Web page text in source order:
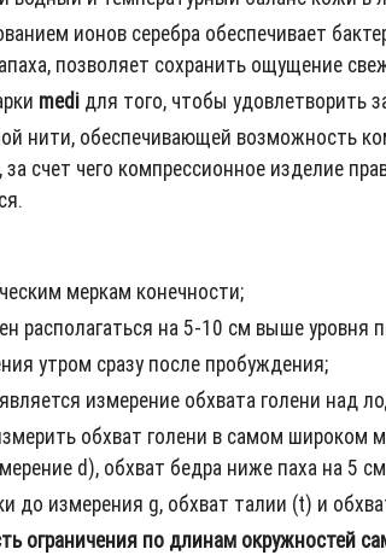
ионов серебра обеспечивает
позволяет сохранить ощущение
medi для того, чтобы удовлетворить
нити, обеспечивающей возможность
счет чего компрессионное изделие
меркам конечности;
располагаться на 5-10 см выше уровня
утром сразу после пробуждения;
измерение обхвата голени над
обхват голени в самом широком
d), обхват бедра ниже паха на 5
до измерения g, обхват талии (t) и
ограничения по длинам окружностей